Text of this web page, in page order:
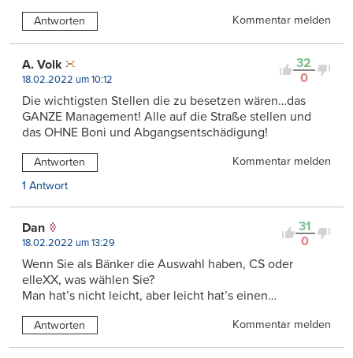
Antworten Kommentar melden
32
0
A. Volk
18.02.2022 um 10:12
Die wichtigsten Stellen die zu besetzen wären…das
GANZE Management! Alle auf die Straße stellen und
das OHNE Boni und Abgangsentschädigung!
Antworten
Kommentar melden
1 Antwort
31
0
Dan
18.02.2022 um 13:29
Wenn Sie als Bänker die Auswahl haben, CS oder
elleXX, was wählen Sie?
Man hat’s nicht leicht, aber leicht hat’s einen…
Antworten Kommentar melden